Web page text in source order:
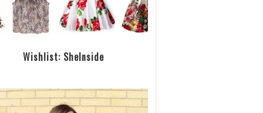
Wishlist: SheInside